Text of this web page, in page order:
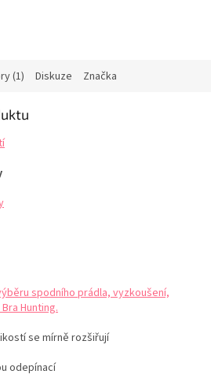
(1) Diskuze Značka
spodního prádla, vyzkoušení,
Hunting.
se mírně rozšiřují
odepínací